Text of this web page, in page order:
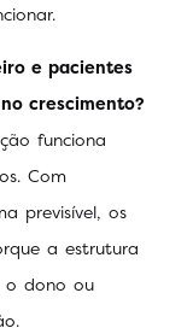
e pacientes
crescimento?
funciona
Com
previsível, os
a estrutura
o dono ou